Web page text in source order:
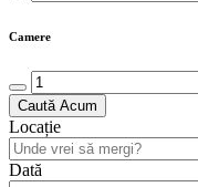
Camere
Caută Acum
Locație
Dată